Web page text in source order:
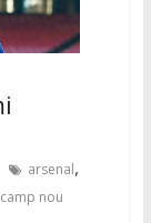
arsenal,
camp nou